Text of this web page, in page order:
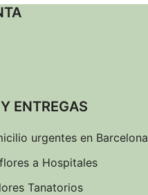
ENTREGAS
urgentes en Barcelona
a Hospitales
Tanatorios